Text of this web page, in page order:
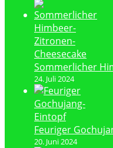
Sommerlicher
24. Juli 2024
Feuriger
20. Juni 2024